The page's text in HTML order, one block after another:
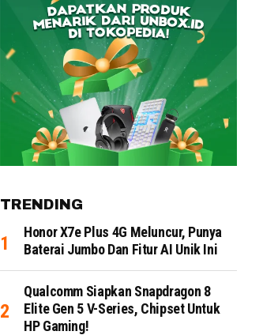
TRENDING
Honor X7e Plus 4G Meluncur, Punya
Baterai Jumbo Dan Fitur AI Unik Ini
Qualcomm Siapkan Snapdragon 8
Elite Gen 5 V-Series, Chipset Untuk
HP Gaming!